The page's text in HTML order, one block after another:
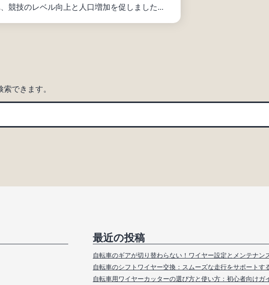
競技のレベル向上と人口増加を促しました...
できます。
最近の投稿
自転車のギアが切り替わらない！ワイヤー設定とメンテナン
自転車のシフトワイヤー交換：スムーズな走行をサポートす
自転車用ワイヤーカッターの選び方と使い方：初心者向けガ